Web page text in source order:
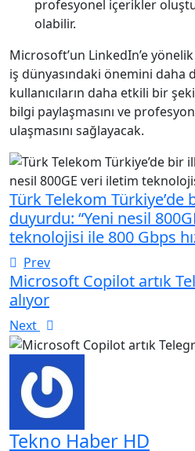
profesyonel içerikler
olabilir.
Microsoft’un LinkedIn’e
iş dünyasındaki önemini daha
kullanıcıların daha etkili bir
bilgi paylaşmasını ve
ulaşmasını sağlayacak.
Türk Telekom Türkiye’de
duyurdu: “Yeni nesil
teknolojisi ile 800 Gbps
Prev
Microsoft Copilot artık
alıyor
Next
Tekno Haber HD